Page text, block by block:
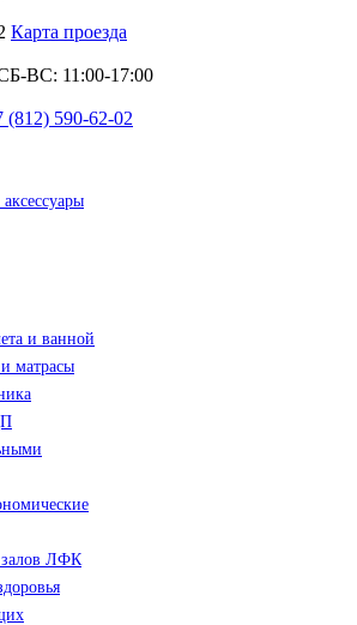
Карта проезда
ВС: 11:00-17:00
(812) 590-62-02
и ванной
матрасы
залов ЛФК